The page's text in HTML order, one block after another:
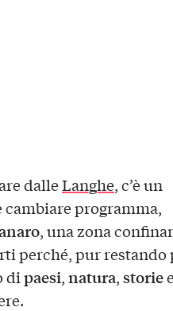
dalleLanghe, c’è un
programma,
, una zona
perché, pur restando
dipaesi,natura,storie